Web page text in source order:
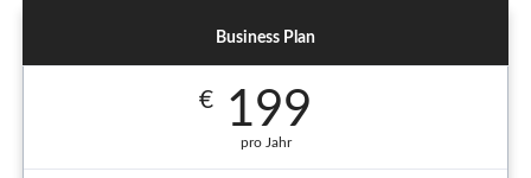
Business Plan
€199
pro Jahr